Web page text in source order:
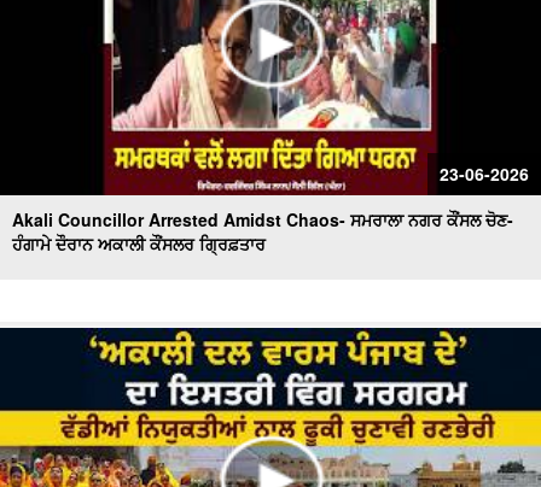
23-06-2026
Akali Councillor Arrested Amidst Chaos- ਸਮਰਾਲਾ ਨਗਰ ਕੌਂਸਲ ਚੋਣ-
ਹੰਗਾਮੇ ਦੌਰਾਨ ਅਕਾਲੀ ਕੌਂਸਲਰ ਗ੍ਰਿਫ਼ਤਾਰ